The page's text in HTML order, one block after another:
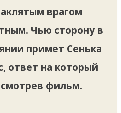
врагом
Чью сторону в
примет Сенька
ответ на который
фильм.